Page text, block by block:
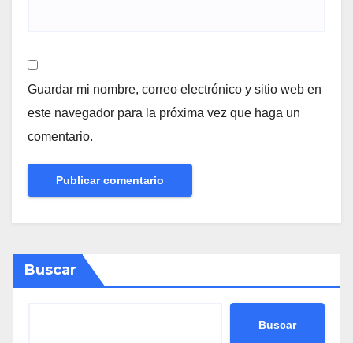
Guardar mi nombre, correo electrónico y sitio web en
este navegador para la próxima vez que haga un
comentario.
Buscar
Buscar